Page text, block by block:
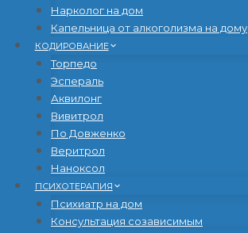
Нарколог на дом
Капельница от алкоголизма на дому
КОДИРОВАНИЕ
Торпедо
Эспераль
Аквилонг
Вивитрол
По Довженко
Веритрол
Наноксол
ПСИХОТЕРАПИЯ
Психиатр на дом
Консультация созависимым